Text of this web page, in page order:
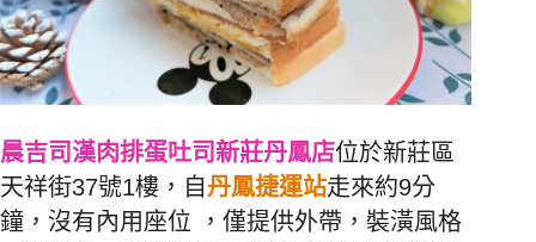
晨吉司漢肉排蛋吐司新莊丹鳳店位於新莊區
天祥街37號1樓，自丹鳳捷運站走來約9分
鐘，沒有內用座位 ，僅提供外帶，裝潢風格